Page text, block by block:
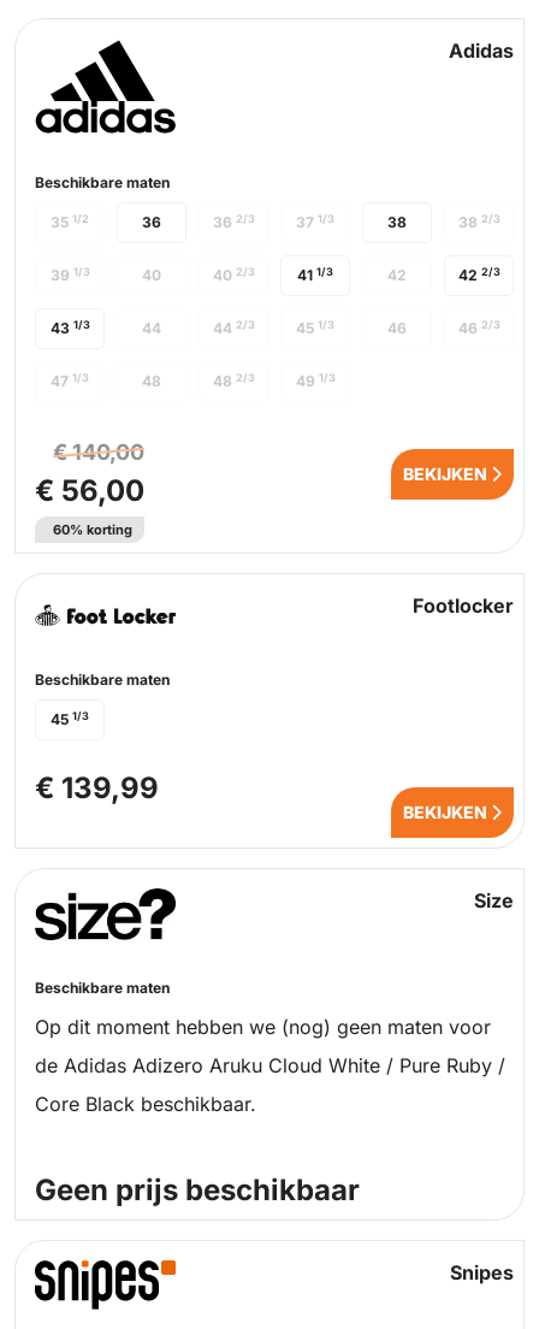
Size
Beschikbare maten
Op dit moment hebben we (nog) geen maten voor
de Adidas Adizero Aruku Cloud White / Pure Ruby /
Core Black beschikbaar.
Geen prijs beschikbaar
Snipes
Adidas
Beschikbare maten
36 38
41 1/3 42 2/3
43 1/3
35 1/2 36 2/3 37 1/3 38 2/3
39 1/3 40 40 2/3 42
44 44 2/3 45 1/3 46 46 2/3
47 1/3 48 48 2/3 49 1/3
€ 140,00
€ 56,00
60% korting
BEKIJKEN
Footlocker
Beschikbare maten
45 1/3
€ 139,99
BEKIJKEN